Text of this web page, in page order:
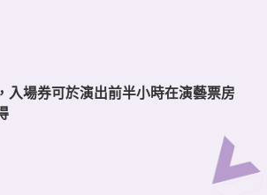
入場券可於演出前半小時在演藝票房